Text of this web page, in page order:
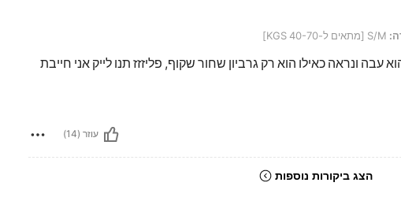
ונראה כאילו הוא רק גרביון שחור שקוף, פליזזז תנו לייק אני חייבת
עוזר (14)
הצג ביקורות נוספות